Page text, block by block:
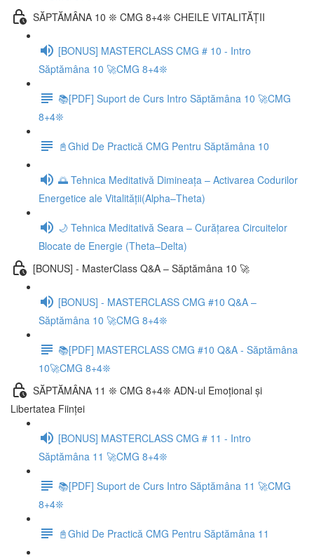
SĂPTĂMÂNA 10 ❊ CMG 8+4❊ CHEILE VITALITĂȚII
[BONUS] MASTERCLASS CMG # 10 - Intro
Săptămâna 10 🚀CMG 8+4❊
📚[PDF] Suport de Curs Intro Săptămâna 10 🚀CMG
8+4❊
📓Ghid De Practică CMG Pentru Săptămâna 10
🌅 Tehnica Meditativă Dimineața – Activarea Codurilor
Energetice ale Vitalității(Alpha–Theta)
🌙 Tehnica Meditativă Seara – Curățarea Circuitelor
Blocate de Energie (Theta–Delta)
[BONUS] - MasterClass Q&A – Săptămâna 10 🚀
[BONUS] - MASTERCLASS CMG #10 Q&A –
Săptămâna 10 🚀CMG 8+4❊
📚[PDF] MASTERCLASS CMG #10 Q&A - Săptămâna
10🚀CMG 8+4❊
SĂPTĂMÂNA 11 ❊ CMG 8+4❊ ADN-ul Emoțional și
Libertatea Ființei
[BONUS] MASTERCLASS CMG # 11 - Intro
Săptămâna 11 🚀CMG 8+4❊
📚[PDF] Suport de Curs Intro Săptămâna 11 🚀CMG
8+4❊
📓Ghid De Practică CMG Pentru Săptămâna 11